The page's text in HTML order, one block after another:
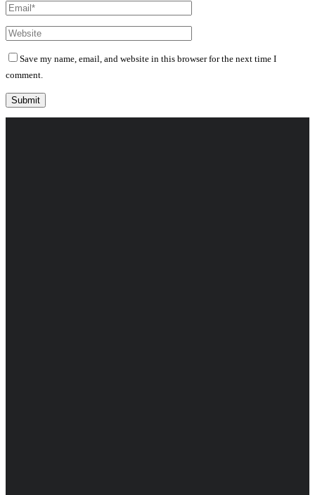
Save my name, email, and website in this browser for the next time I
comment.